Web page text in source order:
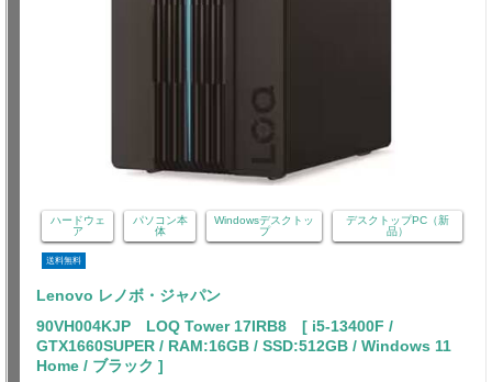
ハードウェ
ア
パソコン本
体
Windowsデスクトッ
プ
デスクトップPC（新
品）
送料無料
Lenovo レノボ・ジャパン
90VH004KJP LOQ Tower 17IRB8 [ i5-13400F /
GTX1660SUPER / RAM:16GB / SSD:512GB / Windows 11
Home / ブラック ]